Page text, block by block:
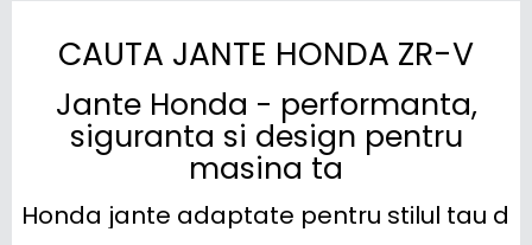
CAUTA JANTE HONDA ZR-V
Jante Honda - performanta,
siguranta si design pentru
masina ta
Honda jante adaptate pentru stilul tau de